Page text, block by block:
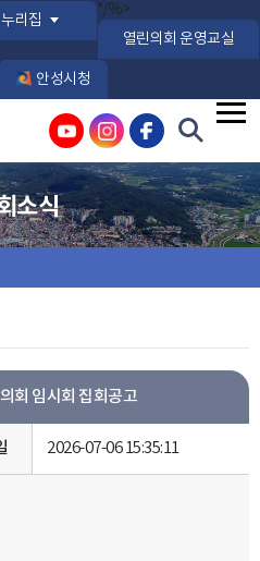
리집
*/%>
열린의회 운영교실
안성시청
소식
회 임시회 집회공고
2026-07-06 15:35:11